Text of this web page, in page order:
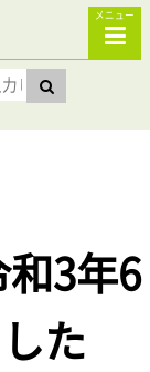
メニュー
3年6
た